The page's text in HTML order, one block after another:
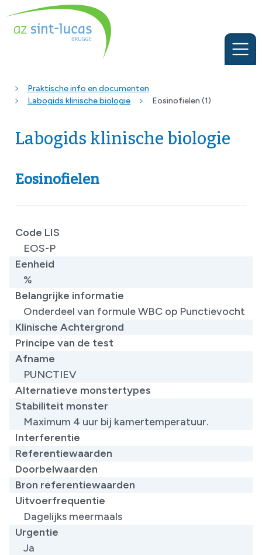
Praktische info en documenten
Labogids klinische biologie
Eosinofielen (1)
Labogids klinische biologie
Eosinofielen
Code LIS
EOS-P
Eenheid
%
Belangrijke informatie
Onderdeel van formule WBC op Punctievocht
Klinische Achtergrond
Principe van de test
Afname
PUNCTIEV
Alternatieve monstertypes
Stabiliteit monster
Maximum 4 uur bij kamertemperatuur.
Interferentie
Referentiewaarden
Doorbelwaarden
Bron referentiewaarden
Uitvoerfrequentie
Dagelijks meermaals
Urgentie
Ja